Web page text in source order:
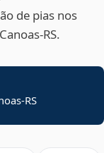
de pias nos
RS